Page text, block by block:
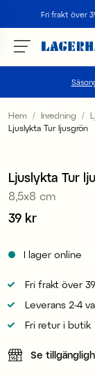
Fri frakt över
Välj
Hem Inredning
Ljuslykta Tur ljusgrön
Ljuslykta Tur
8,5x8 cm
Pris:39 kr
39 kr
I lager online
Fri frakt över
Leverans 2-4
Fri retur i butik
Se